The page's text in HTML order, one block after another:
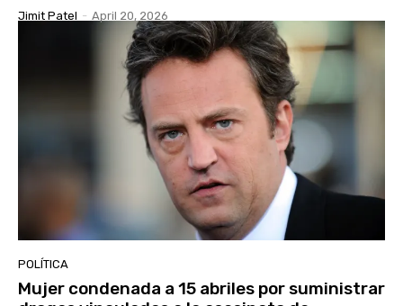
Jimit Patel - April 20, 2026
POLÍTICA
Mujer condenada a 15 abriles por suministrar